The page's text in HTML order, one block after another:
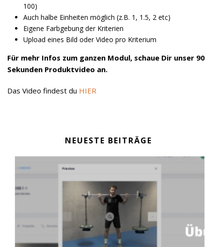
100)
Auch halbe Einheiten möglich (z.B. 1, 1.5, 2 etc)
Eigene Farbgebung der Kriterien
Upload eines Bild oder Video pro Kriterium
Für mehr Infos zum ganzen Modul, schaue Dir unser 90
Sekunden Produktvideo an.
Das Video findest du HIER
NEUESTE BEITRÄGE